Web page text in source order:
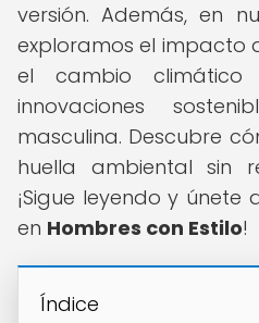
versión. Además, en
exploramos el impacto
el cambio
innovaciones
masculina. Descubre
huella ambiental sin
¡Sigue leyendo y
en Hombres con Estilo!
Índice